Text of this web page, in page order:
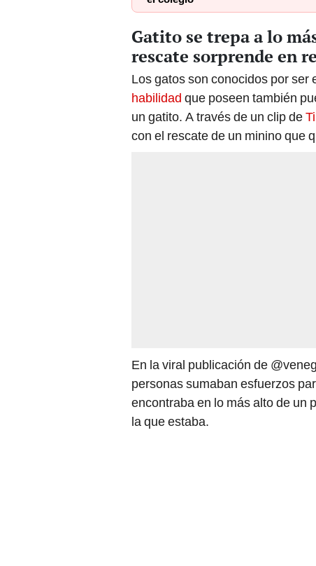
Gatito se trepa a lo
rescate sorprende en
Los gatos son conocidos por ser
habilidad que poseen también
un gatito. A través de un clip de
con el rescate de un minino que
En la viral publicación de
personas sumaban esfuerzos
encontraba en lo más alto de un
la que estaba.